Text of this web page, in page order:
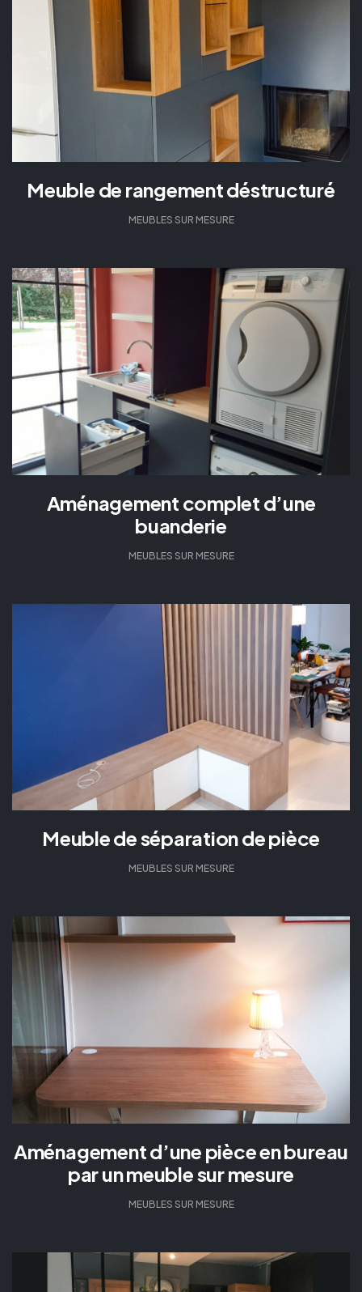
Meuble de rangement déstructuré
MEUBLES SUR MESURE
Aménagement complet d’une
buanderie
MEUBLES SUR MESURE
Meuble de séparation de pièce
MEUBLES SUR MESURE
Aménagement d’une pièce en bureau
par un meuble sur mesure
MEUBLES SUR MESURE